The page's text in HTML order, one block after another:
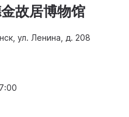
故居博物馆
ул. Ленина, д. 208